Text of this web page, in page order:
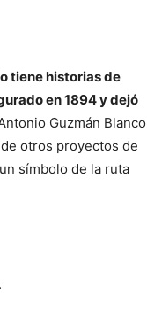
tiene historias de
en 1894 y dejó
Guzmán Blanco
otros proyectos de
símbolo de la ruta